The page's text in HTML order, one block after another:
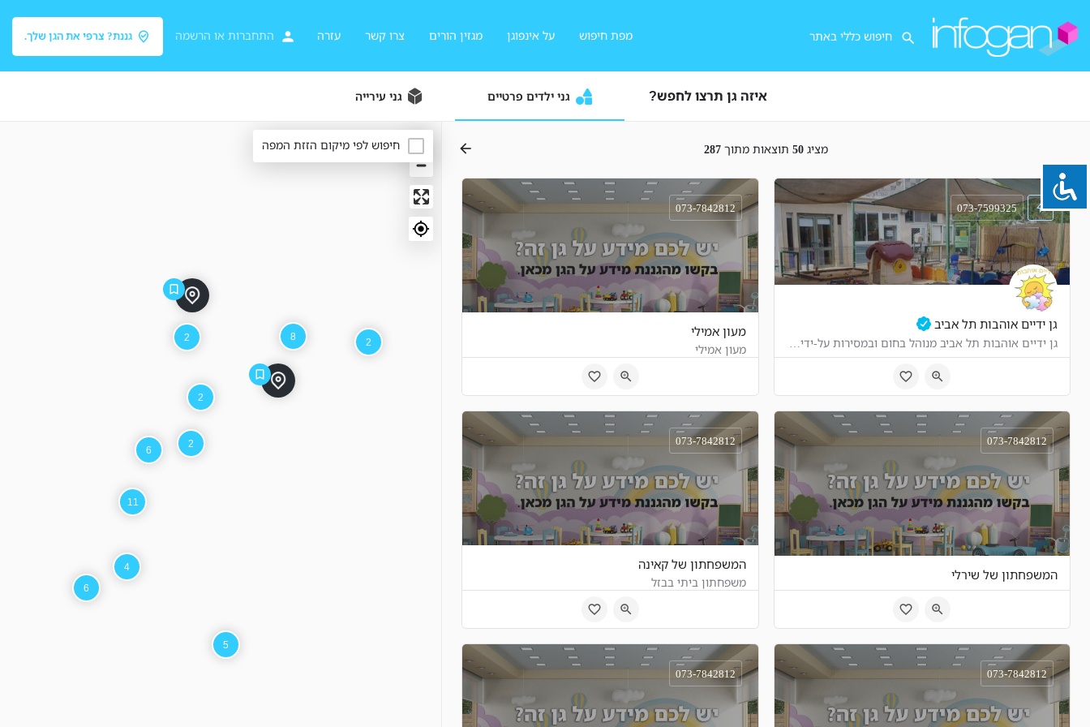
מפת חיפוש על אינפוגן מגזין הורים צרו קשר עזרה התחברות או הרשמה גננת? צרפי את הגן שלך.
איזה גן תרצו לחפש? גני ילדים פרטיים גני עירייה
לאיתור מהיר ונוח על-גבי המפה.
תוצאות באזור
חפש לפי
מציג 50 תוצאות מתוך 287
גן ידיים אוהבות תל אביב
גן ידיים אוהבות תל אביב מנוהל בחום ובמסירות על-ידי דיקלה אגמון-משולם, בוגרת סמינר הקיבוצים במסלול חינוך…
073-7599325
מעון אמילי
מעון אמילי
073-7842812
המשפחתון של שירלי
073-7842812
המשפחתון של קאינה
משפחתון ביתי בבזל
073-7842812
073-7842812
073-7842812
2
5
2
6
11
6
8
2
4
2
חיפוש לפי מיקום הזזת המפה